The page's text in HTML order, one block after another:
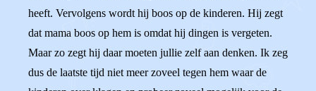
heeft. Vervolgens wordt hij boos op de kinderen. Hij zegt
dat mama boos op hem is omdat hij dingen is vergeten.
Maar zo zegt hij daar moeten jullie zelf aan denken. Ik zeg
dus de laatste tijd niet meer zoveel tegen hem waar de